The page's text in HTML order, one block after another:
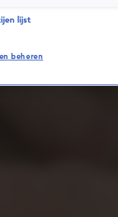
lijst
beheren